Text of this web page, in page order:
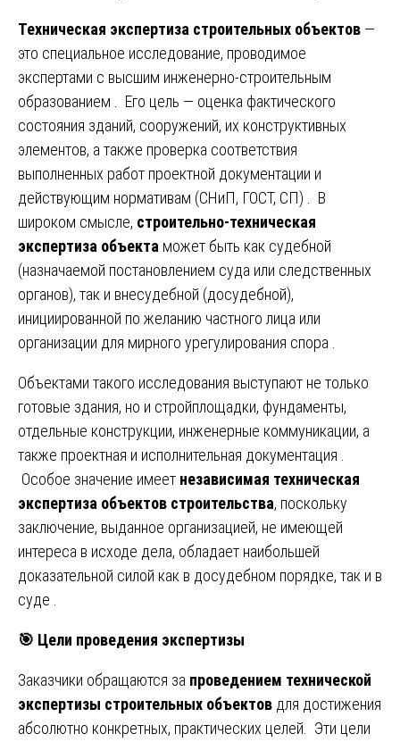
Техническая экспертиза строительных объектов —
это специальное исследование, проводимое
экспертами с высшим инженерно-строительным
образованием . Его цель — оценка фактического
состояния зданий, сооружений, их конструктивных
элементов, а также проверка соответствия
выполненных работ проектной документации и
действующим нормативам (СНиП, ГОСТ, СП) . В
широком смысле, строительно-техническая
экспертиза объекта может быть как судебной
(назначаемой постановлением суда или следственных
органов), так и внесудебной (досудебной),
инициированной по желанию частного лица или
организации для мирного урегулирования спора .
Объектами такого исследования выступают не только
готовые здания, но и стройплощадки, фундаменты,
отдельные конструкции, инженерные коммуникации, а
также проектная и исполнительная документация .
Особое значение имеет независимая техническая
экспертиза объектов строительства, поскольку
заключение, выданное организацией, не имеющей
интереса в исходе дела, обладает наибольшей
доказательной силой как в досудебном порядке, так и в
суде .
🎯 Цели проведения экспертизы
Заказчики обращаются за проведением технической
экспертизы строительных объектов для достижения
абсолютно конкретных, практических целей. Эти цели